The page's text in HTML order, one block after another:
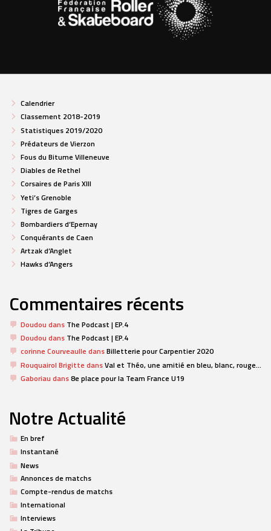
Calendrier
Classement 2018-2019
Statistiques 2019/2020
Prédateurs de Vierzon
Fous du Bitume Villeneuve
Diables de Rethel
Corsaires de Paris XIII
Yeti’s Grenoble
Tigres de Garges
Bombardiers d’Epernay
Conquérants de Caen
Artzak d’Anglet
Hawks d’Angers
Commentaires récents
Doudou dans The Podcast | EP.4
Doudou dans The Podcast | EP.4
corinne Courveaulle dansBilletterie pour Carpentier 2020
Rouquairol Brigitte dansVal et Théo, une amitié en bleu, blanc, rouge…
Gaboriau dans8e place pour la Team France U19
Notre Actualité
En bref
Instantané
News
Annonces de matchs
Compte-rendus de matchs
International
Interviews